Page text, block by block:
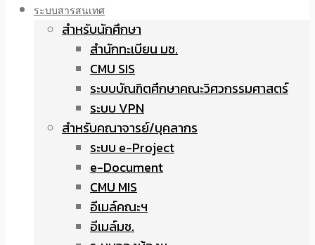
ระบบสารสนเทศ
สำหรับนักศึกษา
สำนักทะเบียน มช.
CMU SIS
ระบบบัณฑิตศึกษาคณะวิศวกรรมศาสตร์
ระบบ VPN
สำหรับคณาจารย์/บุคลากร
ระบบ e-Project
e-Document
CMU MIS
อีเมล์คณะฯ
อีเมล์มช.